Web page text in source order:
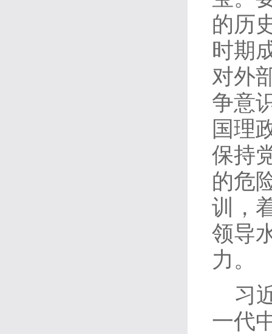
的历
时期
对外
争意
国理
保持
的危
训，
领导
力。
习
一代